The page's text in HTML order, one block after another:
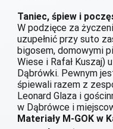
Taniec, śpiew i
W podzięce za
uzupełnić przy suto
bigosem, domowymi
Wiese i Rafał Kuszaj)
Dąbrówki. Pewnym
śpiewali razem z
Leonard Glaza i
w Dąbrówce i
Materiały M-GOK w